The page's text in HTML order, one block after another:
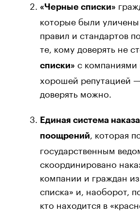
«Черные списки»
которые были
правил и стандартов
те, кому доверять не
списки» с
хорошей репутацией
доверять можно.
Единая система
поощрений
, которая
государственным
скоординировано
компании и граждан
списка» и, наоборот,
кто находится в